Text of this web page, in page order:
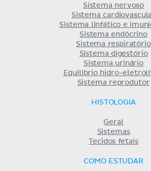
Sistema nervoso
Sistema
Sistema linfático e
Sistema endócrino
Sistema respiratório
Sistema digestório
Sistema urinário
Equilíbrio hidro-
Sistema reprodutor
HISTOLOGIA
Geral
Sistemas
Tecidos fetais
COMO ESTUDAR